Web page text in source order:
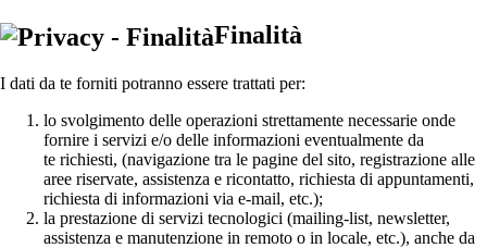
Finalità
I dati da te forniti potranno essere trattati per:
lo svolgimento delle operazioni strettamente necessarie onde
fornire i servizi e/o delle informazioni eventualmente da
te richiesti, (navigazione tra le pagine del sito, registrazione alle
aree riservate, assistenza e ricontatto, richiesta di appuntamenti,
richiesta di informazioni via e-mail, etc.);
la prestazione di servizi tecnologici (mailing-list, newsletter,
assistenza e manutenzione in remoto o in locale, etc.), anche da